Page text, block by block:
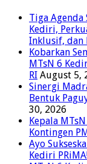
Tiga
Kediri,
Inklusif, dan
Kobarkan
MTsN 6
RI August 5,
Sinergi
Bentuk
30, 2026
Kepala
Kontingen
Ayo
Kediri